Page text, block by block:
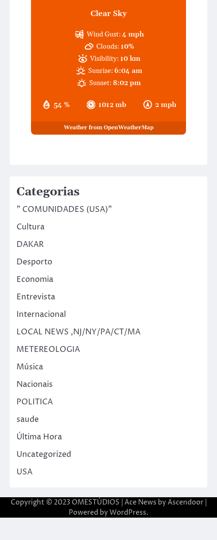
Clear Sky
54 % 1012 mb 2 mph
Wind Gust:4 mph
Clouds: 10%
Visibility: 10 km
Sunrise:6:04 am
Sunset:8:02 pm
Weather from OpenWeatherMap
Categorias
" COMUNIDADES (USA)"
Cultura
DAKAR
Desporto
Economia
Entrevista
Internacional
LOCAL NEWS ,NJ/NY/PA/CT/MA
METEREOLOGIA
Música
Nacionais
POLITICA
saude
Última Hora
Uncategorized
USA
Copyright © 2023 OMESTÚDIOS | Ace News by Ascendoor|
Powered by WordPress.